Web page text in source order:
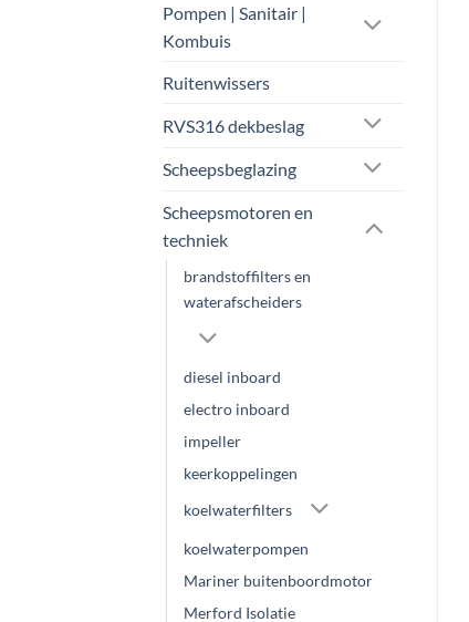
Pompen | Sanitair |
Kombuis
Ruitenwissers
RVS316 dekbeslag
Scheepsbeglazing
Scheepsmotoren en
techniek
brandstoffilters en
waterafscheiders
diesel inboard
electro inboard
impeller
keerkoppelingen
koelwaterfilters
koelwaterpompen
Mariner buitenboordmotor
Merford Isolatie